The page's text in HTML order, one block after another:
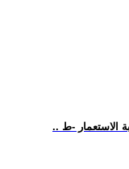
الاستعمار -ط